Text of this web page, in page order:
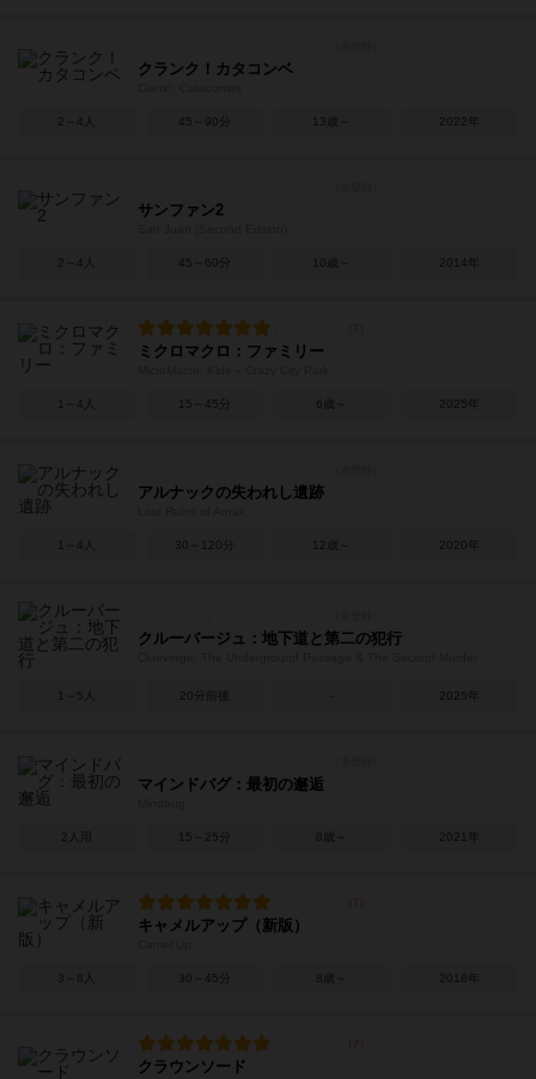
クランク！カタコンベ
2～4人 45～90分 13歳～ 2022年
サンファン2
2～4人 45～60分 10歳～ 2014年
ミクロマクロ：ファミリー
1～4人 15～45分 6歳～ 2025年
アルナックの失われし遺跡
1～4人 30～120分 12歳～ 2020年
クルーバージュ：地下道と第二の犯行
1～5人 20分前後 2025年
マインドバグ：最初の邂逅
2人用 15～25分 8歳～ 2021年
キャメルアップ（新版）
3～8人 30～45分 8歳～ 2018年
クラウンソード